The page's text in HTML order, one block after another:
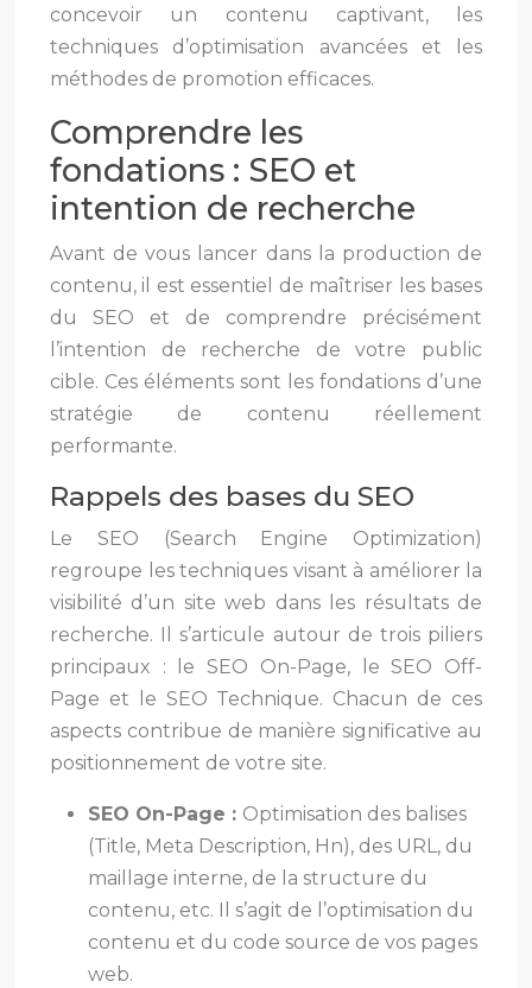
concevoir un contenu captivant, les
techniques d’optimisation avancées et les
méthodes de promotion efficaces.
Comprendre les
fondations : SEO et
intention de recherche
Avant de vous lancer dans la production de
contenu, il est essentiel de maîtriser les bases
du SEO et de comprendre précisément
l’intention de recherche de votre public
cible. Ces éléments sont les fondations d’une
stratégie de contenu réellement
performante.
Rappels des bases du SEO
Le SEO (Search Engine Optimization)
regroupe les techniques visant à améliorer la
visibilité d’un site web dans les résultats de
recherche. Il s’articule autour de trois piliers
principaux : le SEO On-Page, le SEO Off-
Page et le SEO Technique. Chacun de ces
aspects contribue de manière significative au
positionnement de votre site.
SEO On-Page : Optimisation des balises
(Title, Meta Description, Hn), des URL, du
maillage interne, de la structure du
contenu, etc. Il s’agit de l’optimisation du
contenu et du code source de vos pages
web.